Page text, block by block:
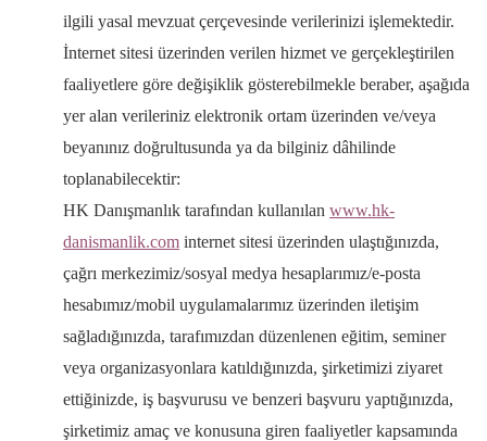
ilgili yasal mevzuat çerçevesinde verilerinizi işlemektedir.
İnternet sitesi üzerinden verilen hizmet ve gerçekleştirilen
faaliyetlere göre değişiklik gösterebilmekle beraber, aşağıda
yer alan verileriniz elektronik ortam üzerinden ve/veya
beyanınız doğrultusunda ya da bilginiz dâhilinde
toplanabilecektir:
HK Danışmanlık tarafından kullanılan www.hk-
danismanlik.com internet sitesi üzerinden ulaştığınızda,
çağrı merkezimiz/sosyal medya hesaplarımız/e-posta
hesabımız/mobil uygulamalarımız üzerinden iletişim
sağladığınızda, tarafımızdan düzenlenen eğitim, seminer
veya organizasyonlara katıldığınızda, şirketimizi ziyaret
ettiğinizde, iş başvurusu ve benzeri başvuru yaptığınızda,
şirketimiz amaç ve konusuna giren faaliyetler kapsamında